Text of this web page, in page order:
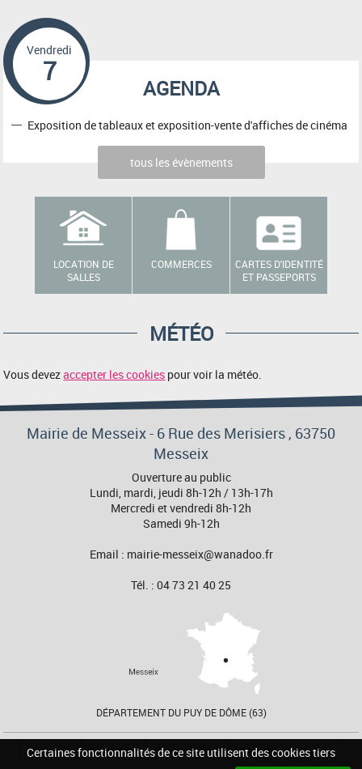
Certaines fonctionnalités de ce site utilisent des cookies tiers
AGENDA
Vendredi
7
Exposition de tableaux et exposition-vente d'affiches de cinéma
tous les évènements
LOCATION DE
SALLES
COMMERCES
CARTES D'IDENTITÉ
ET PASSEPORTS
MÉTÉO
Vous devezaccepter les cookies pour voir la météo.
Mairie de Messeix - 6 Rue des Merisiers , 63750
Messeix
Ouverture au public
Lundi, mardi, jeudi 8h-12h / 13h-17h
Mercredi et vendredi 8h-12h
Samedi 9h-12h
Email : mairie-messeix@wanadoo.fr
Tél. : 04 73 21 40 25
DÉPARTEMENT DU PUY DE DÔME (63)
Accueil Contact Plan du site Mentions Légales